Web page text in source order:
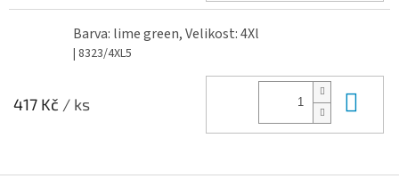
Barva: lime green, Velikost: 4Xl
| 8323/4XL5
417 Kč / ks